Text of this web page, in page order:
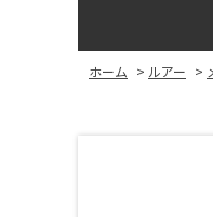
ホーム > ルアー >